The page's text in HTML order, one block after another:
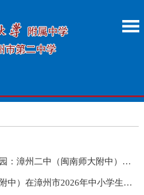
守护学生安全，共建平安校园：漳州二中（闽南师大附中）扎实推进 2026年“平安三率”建设系列活动
喜报｜漳州二中（闽南师大附中）在漳州市2026年中小学生运动会阳光体育游泳联赛再创佳绩！